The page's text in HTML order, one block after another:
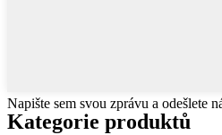
Napište sem svou zprávu a odešlete
Kategorie produktů